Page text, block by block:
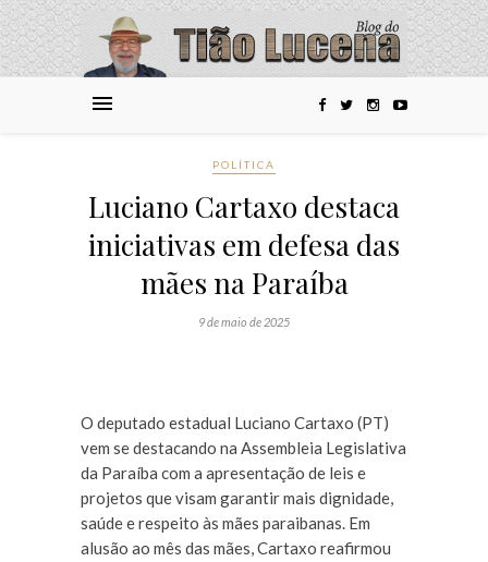
POLÍTICA
Luciano Cartaxo destaca
iniciativas em defesa das
mães na Paraíba
9 de maio de 2025
O deputado estadual Luciano Cartaxo (PT)
vem se destacando na Assembleia Legislativa
da Paraíba com a apresentação de leis e
projetos que visam garantir mais dignidade,
saúde e respeito às mães paraibanas. Em
alusão ao mês das mães, Cartaxo reafirmou